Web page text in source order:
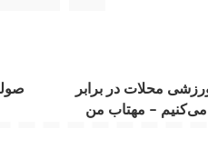
محلات در برابر
– مهتاب من